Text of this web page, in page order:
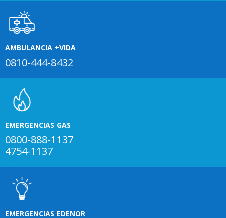
AMBULANCIA +VIDA
0810-444-8432
EMERGENCIAS GAS
0800-888-1137
4754-1137
EMERGENCIAS EDENOR